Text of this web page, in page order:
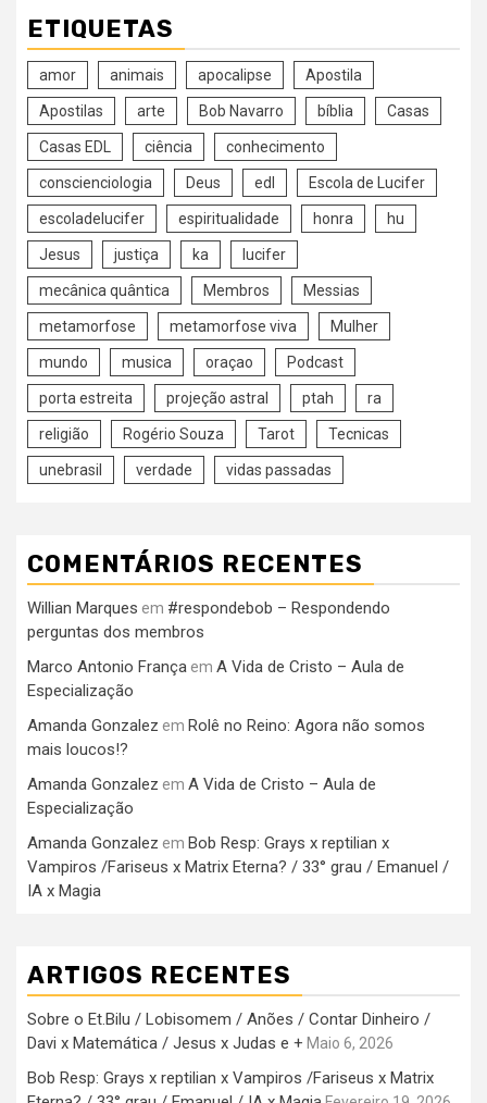
ETIQUETAS
amor animais apocalipse Apostila
Apostilas arte Bob Navarro bíblia Casas
Casas EDL ciência conhecimento
conscienciologia Deus edl Escola de Lucifer
escoladelucifer espiritualidade honra hu
Jesus justiça ka lucifer
mecânica quântica Membros Messias
metamorfose metamorfose viva Mulher
mundo musica oraçao Podcast
porta estreita projeção astral ptah ra
religião Rogério Souza Tarot Tecnicas
unebrasil verdade vidas passadas
COMENTÁRIOS RECENTES
Willian Marques em #respondebob – Respondendo
perguntas dos membros
Marco Antonio França em A Vida de Cristo – Aula de
Especialização
Amanda Gonzalez em Rolê no Reino: Agora não somos
mais loucos!?
Amanda Gonzalez em A Vida de Cristo – Aula de
Especialização
Amanda Gonzalez em Bob Resp: Grays x reptilian x
Vampiros /Fariseus x Matrix Eterna? / 33° grau / Emanuel /
IA x Magia
ARTIGOS RECENTES
Sobre o Et.Bilu / Lobisomem / Anões / Contar Dinheiro /
Davi x Matemática / Jesus x Judas e + Maio 6, 2026
Bob Resp: Grays x reptilian x Vampiros /Fariseus x Matrix